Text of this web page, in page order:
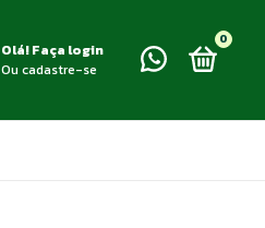
Olá!Faça login
Ou cadastre-se
0